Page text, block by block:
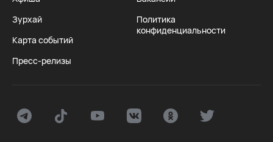
Зурхай
Карта событий
Пресс-релизы
Политика
конфиденциальности